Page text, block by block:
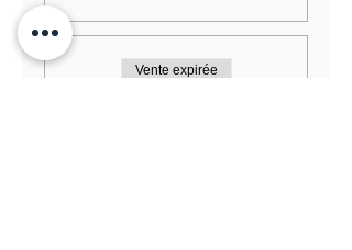
Vente expirée